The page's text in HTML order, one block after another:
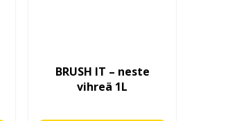
BRUSH IT – neste
vihreä 1L